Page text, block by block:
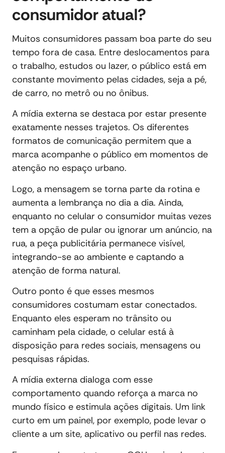
consumidor atual?
Muitos consumidores passam boa parte do seu
tempo fora de casa. Entre deslocamentos para
o trabalho, estudos ou lazer, o público está em
constante movimento pelas cidades, seja a pé,
de carro, no metrô ou no ônibus.
A mídia externa se destaca por estar presente
exatamente nesses trajetos. Os diferentes
formatos de comunicação permitem que a
marca acompanhe o público em momentos de
atenção no espaço urbano.
Logo, a mensagem se torna parte da rotina e
aumenta a lembrança no dia a dia. Ainda,
enquanto no celular o consumidor muitas vezes
tem a opção de pular ou ignorar um anúncio, na
rua, a peça publicitária permanece visível,
integrando-se ao ambiente e captando a
atenção de forma natural.
Outro ponto é que esses mesmos
consumidores costumam estar conectados.
Enquanto eles esperam no trânsito ou
caminham pela cidade, o celular está à
disposição para redes sociais, mensagens ou
pesquisas rápidas.
A mídia externa dialoga com esse
comportamento quando reforça a marca no
mundo físico e estimula ações digitais. Um link
curto em um painel, por exemplo, pode levar o
cliente a um site, aplicativo ou perfil nas redes.